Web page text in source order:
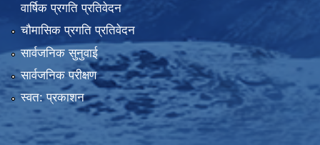
वार्षिक प्रगति प्रतिवेदन
चौमासिक प्रगति प्रतिवेदन
सार्वजनिक सुनुवाई
सार्वजनिक परीक्षण
स्वत: प्रकाशन